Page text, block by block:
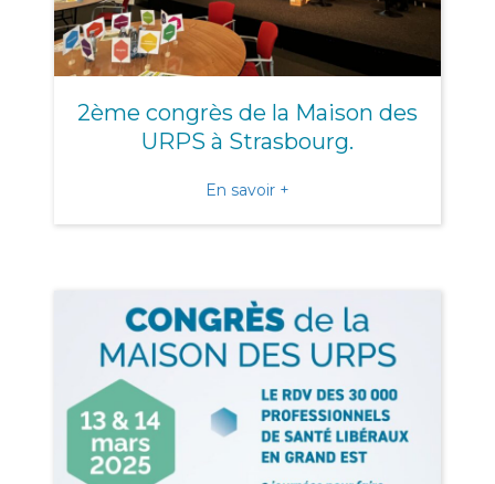
2ème congrès de la Maison des
URPS à Strasbourg.
En savoir +